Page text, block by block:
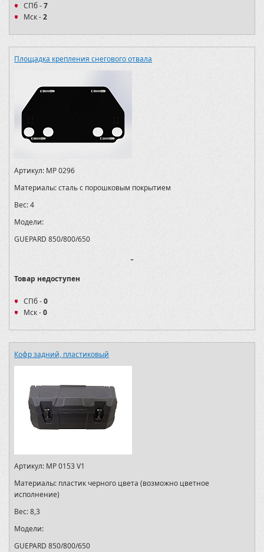
СПб -7
Мск -2
Площадка крепления снегового отвала
Артикул: MP 0296
Материалы:сталь с порошковым покрытием
Вес:4
Модели:
GUEPARD 850/800/650
-
Товар недоступен
СПб -0
Мск -0
Кофр задний, пластиковый
Артикул: MP 0153 V1
Материалы: пластик черного цвета (возможно цветное
исполнение)
Вес:8,3
Модели:
GUEPARD 850/800/650